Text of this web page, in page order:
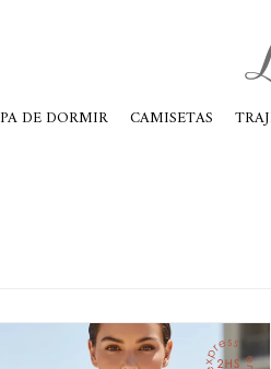
DE DORMIR CAMISETAS